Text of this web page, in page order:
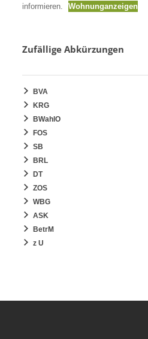
informieren.
Wohnunganzeigen
Zufällige Abkürzungen
BVA
KRG
BWahlO
FOS
SB
BRL
DT
ZOS
WBG
ASK
BetrM
z U